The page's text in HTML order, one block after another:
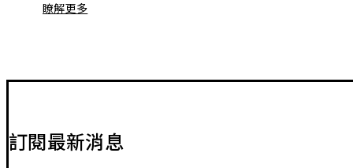
瞭解更多
訂閱最新消息